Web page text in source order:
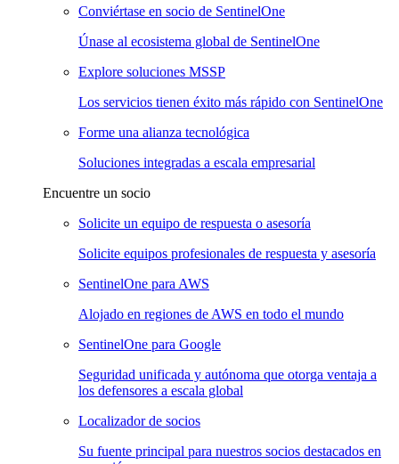
Conviértase en socio de SentinelOne
Únase al ecosistema global de SentinelOne
Explore soluciones MSSP
Los servicios tienen éxito más rápido con SentinelOne
Forme una alianza tecnológica
Soluciones integradas a escala empresarial
Encuentre un socio
Solicite un equipo de respuesta o asesoría
Solicite equipos profesionales de respuesta y asesoría
SentinelOne para AWS
Alojado en regiones de AWS en todo el mundo
SentinelOne para Google
Seguridad unificada y autónoma que otorga ventaja a
los defensores a escala global
Localizador de socios
Su fuente principal para nuestros socios destacados en